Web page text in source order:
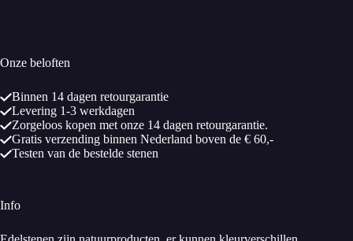
Onze beloften
Binnen 14 dagen retourgarantie
Levering 1-3 werkdagen
Zorgeloos kopen met onze 14 dagen retourgarantie.
Gratis verzending binnen Nederland boven de € 60,-
Testen van de bestelde stenen
Info